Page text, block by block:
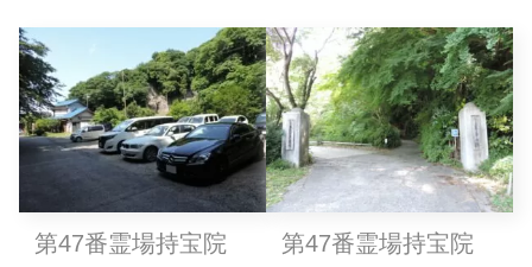
第47番霊場持宝院
第47番霊場持宝院